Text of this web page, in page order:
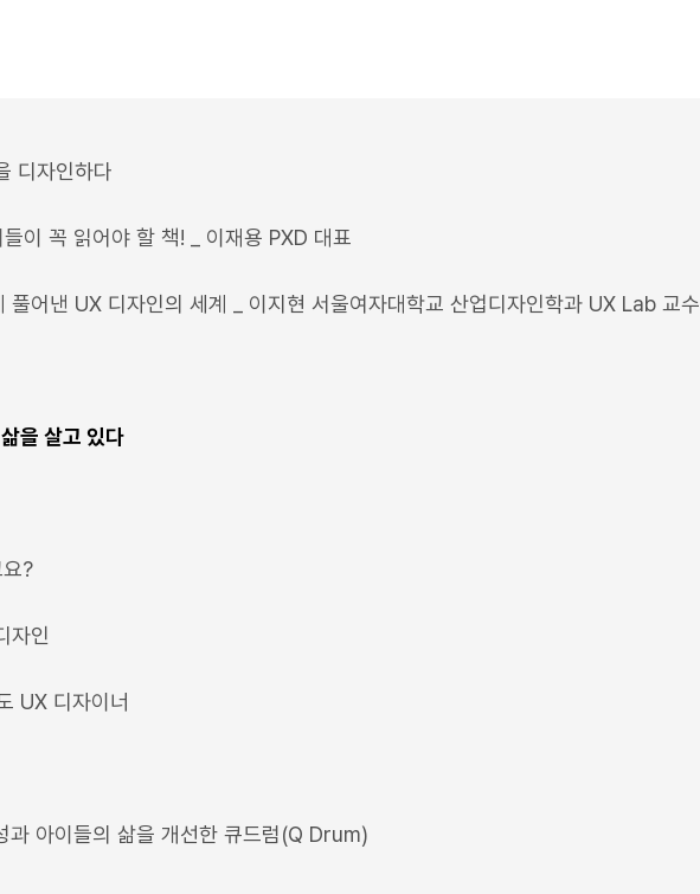
디자인하다
이 꼭 읽어야 할 책! _ 이재용 PXD 대표
풀어낸 UX 디자인의 세계 _ 이지현 서울여자대학교 산업디자인학과 UX Lab 교수
을 살고 있다
?
자인
UX 디자이너
과 아이들의 삶을 개선한 큐드럼(Q Drum)